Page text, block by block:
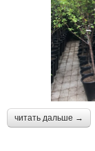
читать дальше →